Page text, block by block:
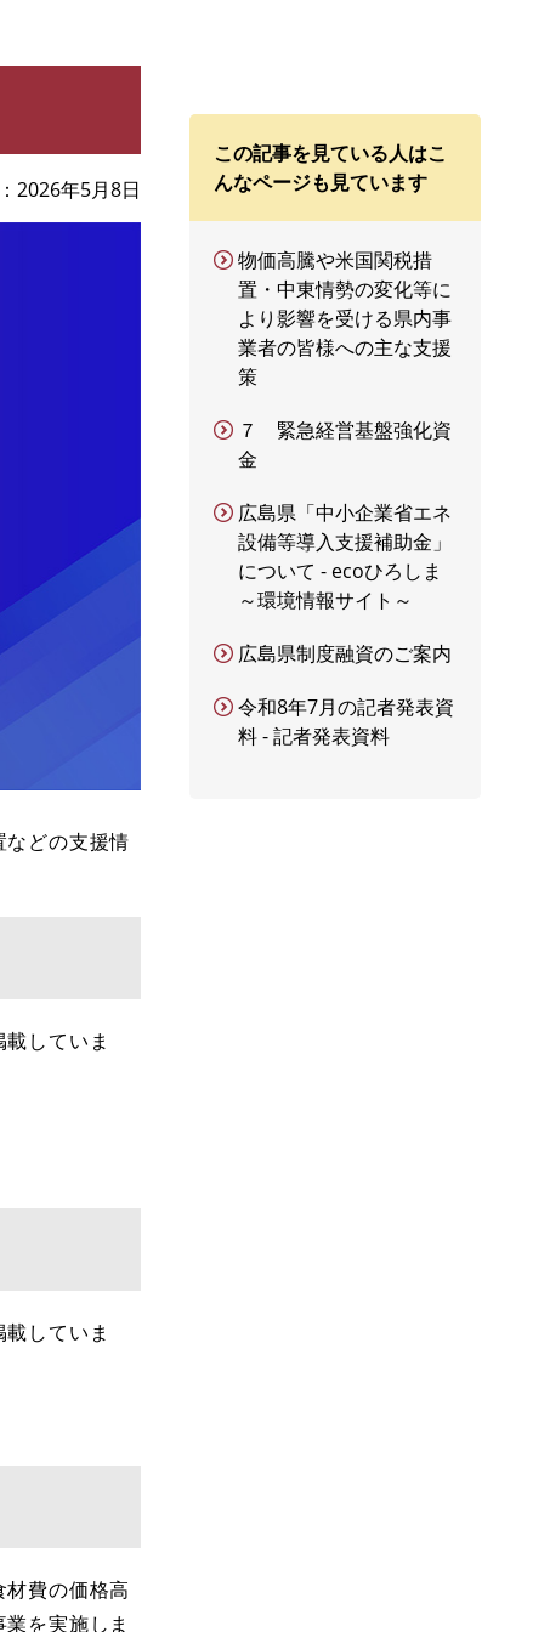
2026年5月8日
どの支援情
していま
していま
費の価格高
を実施しま
この記事を見ている人はこ
んなページも見ています
物価高騰や米国関税措
置・中東情勢の変化等に
より影響を受ける県内事
業者の皆様への主な支援
策
７ 緊急経営基盤強化資
金
広島県「中小企業省エネ
設備等導入支援補助金」
について - ecoひろしま
～環境情報サイト～
広島県制度融資のご案内
令和8年7月の記者発表資
料 - 記者発表資料